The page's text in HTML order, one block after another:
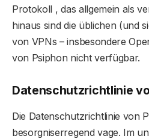
Protokoll , das allgemein als
hinaus sind die üblichen (und
von VPNs – insbesondere
von Psiphon nicht verfügbar.
Datenschutzrichtlinie
Die Datenschutzrichtlinie von
besorgniserregend vage. Im